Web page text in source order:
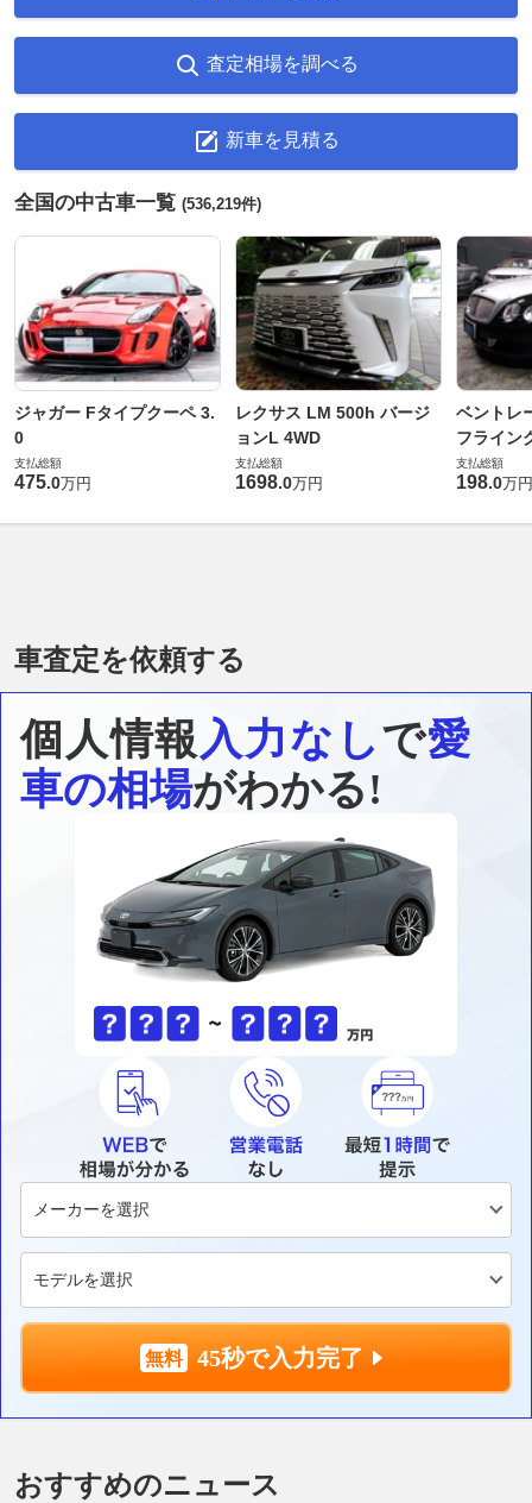
査定相場を調べる
新車を見積る
全国の中古車一覧 (536,219件)
ジャガー Fタイプクーペ 3.
0
支払総額
475.0万円
レクサス LM 500h バージ
ョンL 4WD
支払総額
1698.0万円
ベントレ
フライン
支払総額
198.0万円
車査定を依頼する
個人情報入力なしで愛
車の相場がわかる!
45秒で入力完了
おすすめのニュース